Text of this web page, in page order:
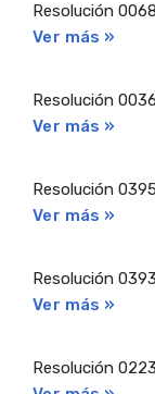
Resolución
Ver más »
Resolución
Ver más »
Resolución
Ver más »
Resolución
Ver más »
Resolución